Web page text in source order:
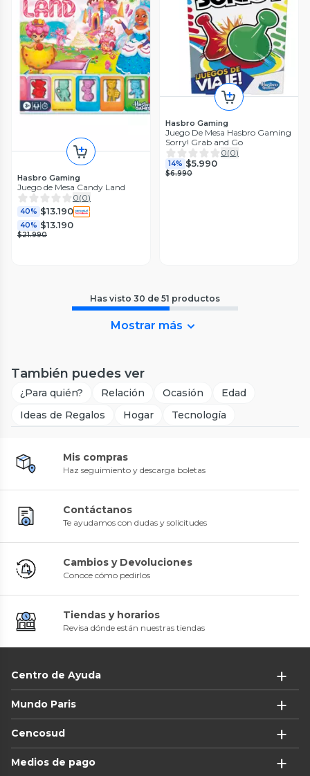
Hasbro Gaming
Juego de Mesa Candy Land
0(0)
40% $13.190
40% $13.190
$21.990
Hasbro Gaming
Juego De Mesa Hasbro Gaming
Sorry! Grab and Go
0(0)
14% $5.990
$6.990
Has visto 30 de 51 productos
Mostrar más
También puedes ver
¿Para quién? Relación Ocasión
Edad
Ideas de Regalos
Hogar Tecnología
Mis compras
Haz seguimiento y descarga boletas
Contáctanos
Te ayudamos con dudas y solicitudes
Cambios y Devoluciones
Conoce cómo pedirlos
Tiendas y horarios
Revisa dónde están nuestras tiendas
Centro de Ayuda
Mundo Paris
Cencosud
Medios de pago